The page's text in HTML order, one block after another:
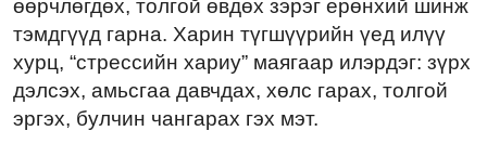
өөрчлөгдөх, толгой өвдөх зэрэг ерөнхий шинж
тэмдгүүд гарна. Харин түгшүүрийн үед илүү
хурц, “стрессийн хариу” маягаар илэрдэг: зүрх
дэлсэх, амьсгаа давчдах, хөлс гарах, толгой
эргэх, булчин чангарах гэх мэт.